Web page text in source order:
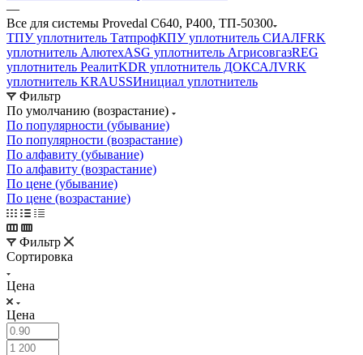
—
Все для системы Provedal С640, Р400, ТП-50300
ТПУ уплотнитель ТатпрофКПУ уплотнитель СИАЛFRK
уплотнитель АлютехASG уплотнитель АгрисовгазREG
уплотнитель РеалитKDR уплотнитель ДОКСАЛVRK
уплотнитель KRAUSSИнициал уплотнитель
Фильтр
По умолчанию (возрастание)
По популярности (убывание)
По популярности (возрастание)
По алфавиту (убывание)
По алфавиту (возрастание)
По цене (убывание)
По цене (возрастание)
Фильтр
Сортировка
Цена
Цена